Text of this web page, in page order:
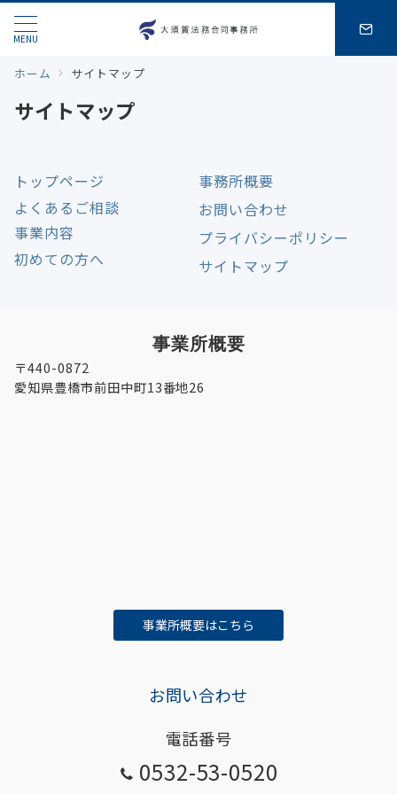
MENU
ホーム サイトマップ
サイトマップ
トップページ
よくあるご相談
事業内容
初めての方へ
事務所概要
お問い合わせ
プライバシーポリシー
サイトマップ
事業所概要
〒440-0872
愛知県豊橋市前田中町13番地26
事業所概要はこちら
お問い合わせ
電話番号
0532-53-0520